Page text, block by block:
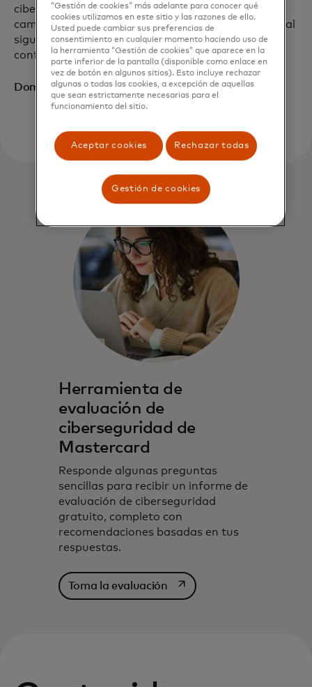
ciberseguridad, pero los riesgos en constante
cambio significan llevar los protocolos de defensa al
siguiente nivel. Hacer de Mastercard un socio de
confianza puede ayudarte a tener éxito.
Domina tu seguridad
Herramienta de
evaluación de
ciberseguridad de
Mastercard
Responde algunas preguntas
sencillas para recibir un informe de
evaluación de ciberseguridad
gratuito, completo con
recomendaciones basadas en tus
respuestas.‎
Toma la evaluaciónse abre en una pestaña
“Gestión de cookies” más adelante para conocer qué
cookies utilizamos en este sitio y las razones de ello.
Usted puede cambiar sus preferencias de
consentimiento en cualquier momento haciendo uso de
la herramienta “Gestión de cookies” que aparece en la
parte inferior de la pantalla (disponible como enlace en
vez de botón en algunos sitios). Esto incluye rechazar
algunas o todas las cookies, a excepción de aquellas
que sean estrictamente necesarias para el
funcionamiento del sitio.
Aceptar cookies Rechazar todas
Gestión de cookies